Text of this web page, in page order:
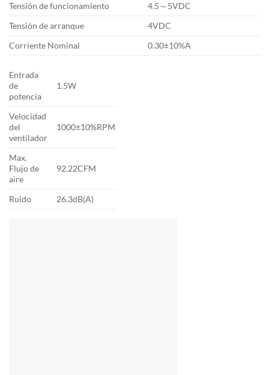
Tensión de funcionamiento
4.5～5VDC
Tensión de arranque
4VDC
Corriente Nominal
0.30±10%A
Entrada
de
potencia
1.5W
Velocidad
del
ventilador
1000±10%RPM
Max.
Flujo de
aire
92.22CFM
Ruido 26.3dB(A)